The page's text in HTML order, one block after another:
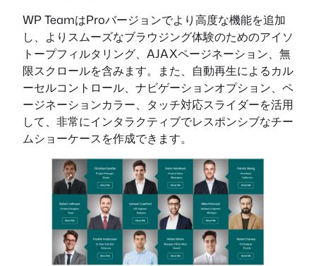
WP TeamはProバージョンでより高度な機能を追加
し、よりスムーズなブラウジング体験のためのアイソ
トープフィルタリング、AJAXページネーション、無
限スクロールを含みます。また、自動再生によるカル
ーセルコントロール、ナビゲーションオプション、ペ
ージネーションカラー、タッチ対応スライダーを活用
して、非常にインタラクティブでレスポンシブなチー
ムショーケースを作成できます。